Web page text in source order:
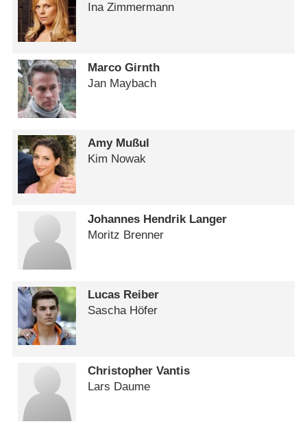
Ina Zimmermann
Marco Girnth
Jan Maybach
Amy Mußul
Kim Nowak
Johannes Hendrik Langer
Moritz Brenner
Lucas Reiber
Sascha Höfer
Christopher Vantis
Lars Daume